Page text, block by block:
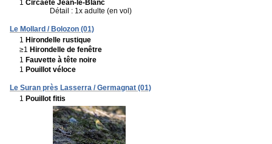
1 Circaète Jean-le-Blanc
Détail : 1x adulte (en vol)
Le Mollard / Bolozon (01)
1 Hirondelle rustique
≥1 Hirondelle de fenêtre
1 Fauvette à tête noire
1 Pouillot véloce
Le Suran près Lasserra / Germagnat (01)
1 Pouillot fitis